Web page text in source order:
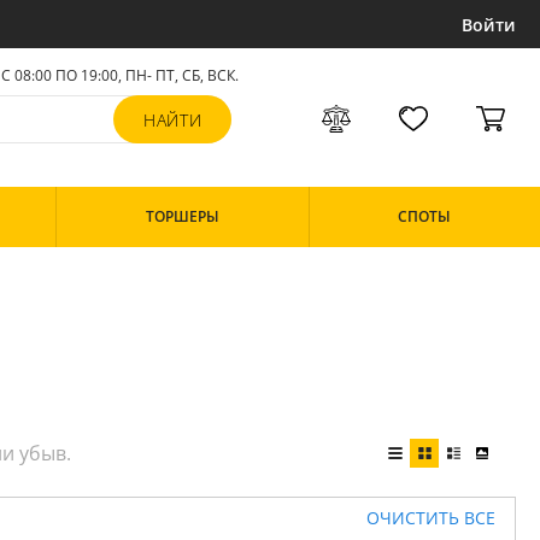
Войти
С 08:00 ПО 19:00, ПН- ПТ,СБ, ВСК.
ТОРШЕРЫ СПОТЫ
ОЧИСТИТЬ ВСЕ